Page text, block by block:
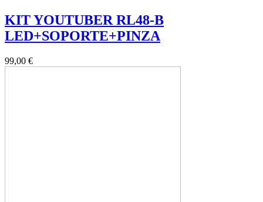
KIT YOUTUBER RL48-B
LED+SOPORTE+PINZA
99,00 €